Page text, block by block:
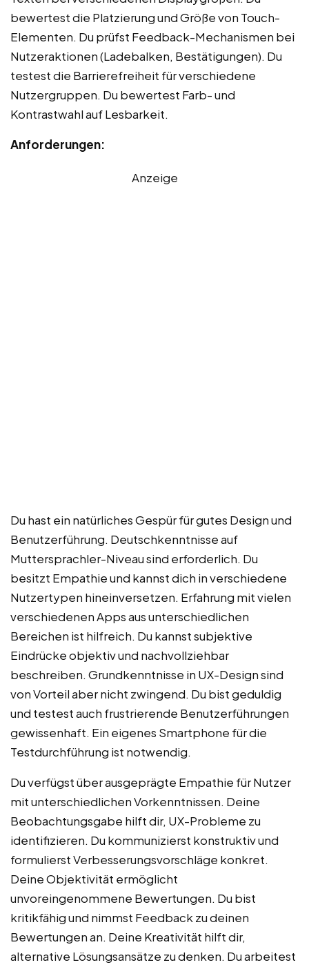
bewertest die Platzierung und Größe von Touch-
Elementen. Du prüfst Feedback-Mechanismen bei
Nutzeraktionen (Ladebalken, Bestätigungen). Du
testest die Barrierefreiheit für verschiedene
Nutzergruppen. Du bewertest Farb- und
Kontrastwahl auf Lesbarkeit.
Anforderungen:
Anzeige
Du hast ein natürliches Gespür für gutes Design und
Benutzerführung. Deutschkenntnisse auf
Muttersprachler-Niveau sind erforderlich. Du
besitzt Empathie und kannst dich in verschiedene
Nutzertypen hineinversetzen. Erfahrung mit vielen
verschiedenen Apps aus unterschiedlichen
Bereichen ist hilfreich. Du kannst subjektive
Eindrücke objektiv und nachvollziehbar
beschreiben. Grundkenntnisse in UX-Design sind
von Vorteil aber nicht zwingend. Du bist geduldig
und testest auch frustrierende Benutzerführungen
gewissenhaft. Ein eigenes Smartphone für die
Testdurchführung ist notwendig.
Du verfügst über ausgeprägte Empathie für Nutzer
mit unterschiedlichen Vorkenntnissen. Deine
Beobachtungsgabe hilft dir, UX-Probleme zu
identifizieren. Du kommunizierst konstruktiv und
formulierst Verbesserungsvorschläge konkret.
Deine Objektivität ermöglicht
unvoreingenommene Bewertungen. Du bist
kritikfähig und nimmst Feedback zu deinen
Bewertungen an. Deine Kreativität hilft dir,
alternative Lösungsansätze zu denken. Du arbeitest